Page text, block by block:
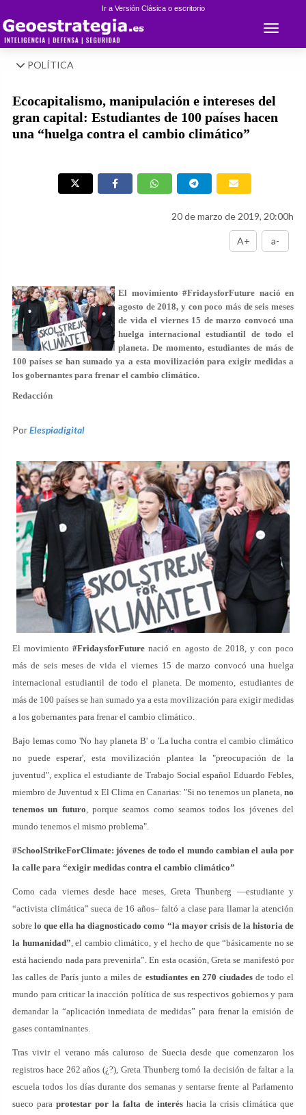
Ir a Versión Clásica o escritorio
Toggle
POLÍTICA
Ecocapitalismo, manipulación e intereses del
gran capital: Estudiantes de 100 países hacen
una “huelga contra el cambio climático”
20 de marzo de 2019, 20:00h
A+ a-
El movimiento #FridaysforFuture nació en
agosto de 2018, y con poco más de seis meses
de vida el viernes 15 de marzo convocó una
huelga internacional estudiantil de todo el
planeta. De momento, estudiantes de más de
100 países se han sumado ya a esta movilización para exigir medidas a
los gobernantes para frenar el cambio climático.
Redacción
PorElespiadigital
El movimiento#FridaysforFuture nació en agosto de 2018, y con poco
más de seis meses de vida el viernes 15 de marzo convocó una huelga
internacional estudiantil de todo el planeta. De momento, estudiantes de
más de 100 países se han sumado ya a esta movilización para exigir medidas
a los gobernantes para frenar el cambio climático.
Bajo lemas como 'No hay planeta B' o 'La lucha contra el cambio climático
no puede esperar', esta movilización plantea la "preocupación de la
juventud", explica el estudiante de Trabajo Social español Eduardo Febles,
miembro de Juventud x El Clima en Canarias: "Si no tenemos un planeta, no
tenemos un futuro, porque seamos como seamos todos los jóvenes del
mundo tenemos el mismo problema".
#SchoolStrikeForClimate: jóvenes de todo el mundo cambian el aula por
la calle para “exigir medidas contra el cambio climático”
Como cada viernes desde hace meses, Greta Thunberg —estudiante y
“activista climática” sueca de 16 años– faltó a clase para llamar la atención
sobre lo que ella ha diagnosticado como “la mayor crisis de la historia de
la humanidad”, el cambio climático, y el hecho de que “básicamente no se
está haciendo nada para prevenirla”. En esta ocasión, Greta se manifestó por
las calles de París junto a miles de estudiantes en 270 ciudades de todo el
mundo para criticar la inacción política de sus respectivos gobiernos y para
demandar la “aplicación inmediata de medidas” para frenar la emisión de
gases contaminantes.
Tras vivir el verano más caluroso de Suecia desde que comenzaron los
registros hace 262 años (¿?), Greta Thunberg tomó la decisión de faltar a la
escuela todos los días durante dos semanas y sentarse frente al Parlamento
sueco paraprotestar por la falta de interéshacia la crisis climática que